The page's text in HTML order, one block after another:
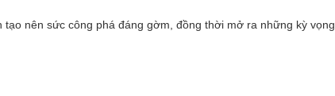
nên sức công phá đáng gờm, đồng thời mở ra những kỳ vọng